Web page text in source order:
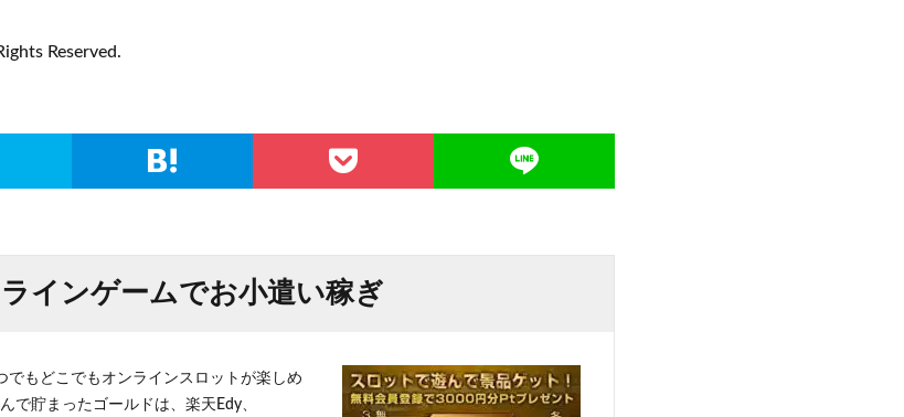
Reserved.
インゲームでお小遣い稼ぎ
もどこでもオンラインスロットが楽しめ
で貯まったゴールドは、楽天Edy、